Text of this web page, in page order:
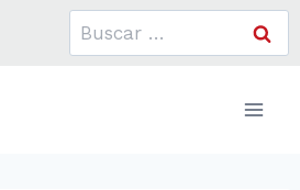
Buscar: